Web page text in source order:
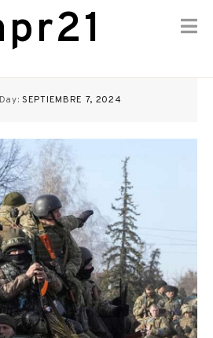
SEPTIEMBRE 7, 2024